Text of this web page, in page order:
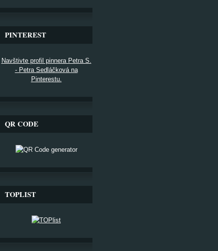
PINTEREST
Navštivte profil pinnera Petra S.
- Petra Sedláčková na
Pinterestu.
QR CODE
TOPLIST